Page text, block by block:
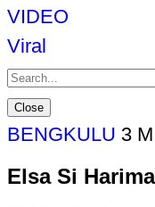
VIDEO
Viral
Close
BENGKULU 3
Elsa Si